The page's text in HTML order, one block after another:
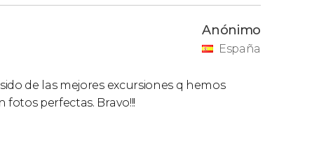
Anónimo
España
de las mejores excursiones q hemos
fotos perfectas. Bravo!!!